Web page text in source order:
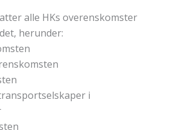
alle HKs overenskomster
herunder:
i